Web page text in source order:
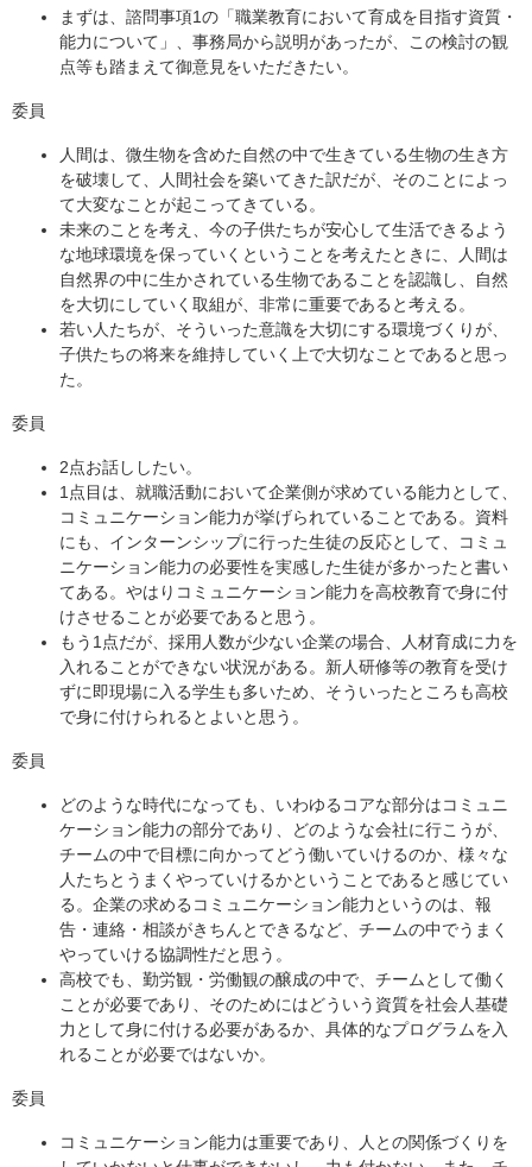
まずは、諮問事項1の「職業教育において育成を目指す資質・
能力について」、事務局から説明があったが、この検討の観
点等も踏まえて御意見をいただきたい。
委員
人間は、微生物を含めた自然の中で生きている生物の生き方
を破壊して、人間社会を築いてきた訳だが、そのことによっ
て大変なことが起こってきている。
未来のことを考え、今の子供たちが安心して生活できるよう
な地球環境を保っていくということを考えたときに、人間は
自然界の中に生かされている生物であることを認識し、自然
を大切にしていく取組が、非常に重要であると考える。
若い人たちが、そういった意識を大切にする環境づくりが、
子供たちの将来を維持していく上で大切なことであると思っ
た。
委員
2点お話ししたい。
1点目は、就職活動において企業側が求めている能力として、
コミュニケーション能力が挙げられていることである。資料
にも、インターンシップに行った生徒の反応として、コミュ
ニケーション能力の必要性を実感した生徒が多かったと書い
てある。やはりコミュニケーション能力を高校教育で身に付
けさせることが必要であると思う。
もう1点だが、採用人数が少ない企業の場合、人材育成に力を
入れることができない状況がある。新人研修等の教育を受け
ずに即現場に入る学生も多いため、そういったところも高校
で身に付けられるとよいと思う。
委員
どのような時代になっても、いわゆるコアな部分はコミュニ
ケーション能力の部分であり、どのような会社に行こうが、
チームの中で目標に向かってどう働いていけるのか、様々な
人たちとうまくやっていけるかということであると感じてい
る。企業の求めるコミュニケーション能力というのは、報
告・連絡・相談がきちんとできるなど、チームの中でうまく
やっていける協調性だと思う。
高校でも、勤労観・労働観の醸成の中で、チームとして働く
ことが必要であり、そのためにはどういう資質を社会人基礎
力として身に付ける必要があるか、具体的なプログラムを入
れることが必要ではないか。
委員
コミュニケーション能力は重要であり、人との関係づくりを